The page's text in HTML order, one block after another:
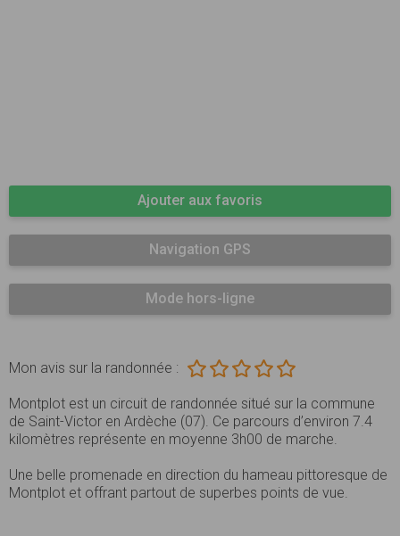
Ajouter aux favoris
Navigation GPS
Mode hors-ligne
Mon avis sur la randonnée :
Montplot est un circuit de randonnée situé sur la commune
de Saint-Victor en Ardèche (07). Ce parcours d’environ 7.4
kilomètres représente en moyenne 3h00 de marche.
Une belle promenade en direction du hameau pittoresque de
Montplot et offrant partout de superbes points de vue.